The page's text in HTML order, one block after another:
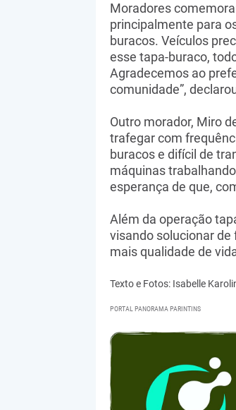
Moradores
principalmente para
buracos. Veículos
esse tapa-buraco,
Agradecemos ao
comunidade”,
Outro morador, Miro
trafegar com
buracos e difícil de
máquinas
esperança de que,
Além da operação
visando solucionar
mais qualidade de
Texto e Fotos: Isabelle
PORTAL PANORAMA PARINTINS